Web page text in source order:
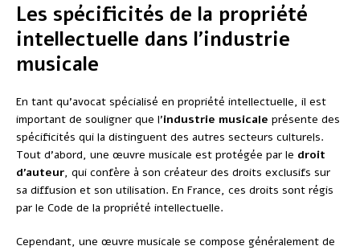
Les spécificités de la propriété
intellectuelle dans l’industrie
musicale
En tant qu’avocat spécialisé en propriété intellectuelle, il est
important de souligner que l’industrie musicale présente des
spécificités qui la distinguent des autres secteurs culturels.
Tout d’abord, une œuvre musicale est protégée par le droit
d’auteur, qui confère à son créateur des droits exclusifs sur
sa diffusion et son utilisation. En France, ces droits sont régis
par le Code de la propriété intellectuelle.
Cependant, une œuvre musicale se compose généralement de